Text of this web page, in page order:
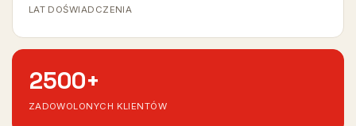
LAT DOŚWIADCZENIA
2500+
ZADOWOLONYCH KLIENTÓW